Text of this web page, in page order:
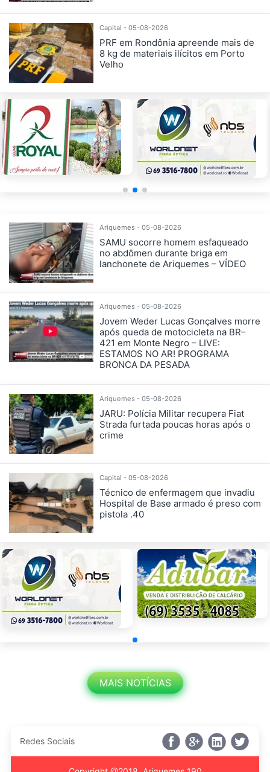
Capital - 05-08-2026
PRF em Rondônia apreende mais de
8 kg de materiais ilícitos em Porto
Velho
Ariquemes - 05-08-2026
SAMU socorre homem esfaqueado
no abdômen durante briga em
lanchonete de Ariquemes – VÍDEO
Ariquemes - 05-08-2026
Jovem Weder Lucas Gonçalves morre
após queda de motocicleta na BR–
421 em Monte Negro – LIVE:
ESTAMOS NO AR! PROGRAMA
BRONCA DA PESADA
Ariquemes - 05-08-2026
JARU: Polícia Militar recupera Fiat
Strada furtada poucas horas após o
crime
Capital - 05-08-2026
Técnico de enfermagem que invadiu
Hospital de Base armado é preso com
pistola .40
MAIS NOTÍCIAS
Redes Sociais